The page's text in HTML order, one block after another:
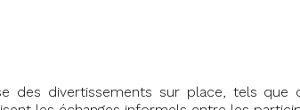
des divertissements sur place, tels que